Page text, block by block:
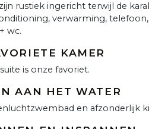
rustiek ingericht terwijl de
verwarming,
wc.
KAMER
is onze favoriet.
AAN HET WATER
en afzonderlijk